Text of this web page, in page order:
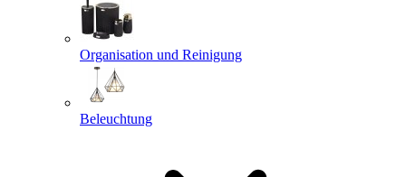
Organisation und Reinigung
Beleuchtung